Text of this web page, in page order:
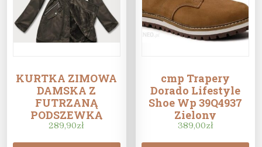
KURTKA ZIMOWA
DAMSKA Z
FUTRZANĄ
PODSZEWKĄ
KHAKI (B550-11)
289,90zł
cmp Trapery
Dorado Lifestyle
Shoe Wp 39Q4937
Zielony
389,00zł